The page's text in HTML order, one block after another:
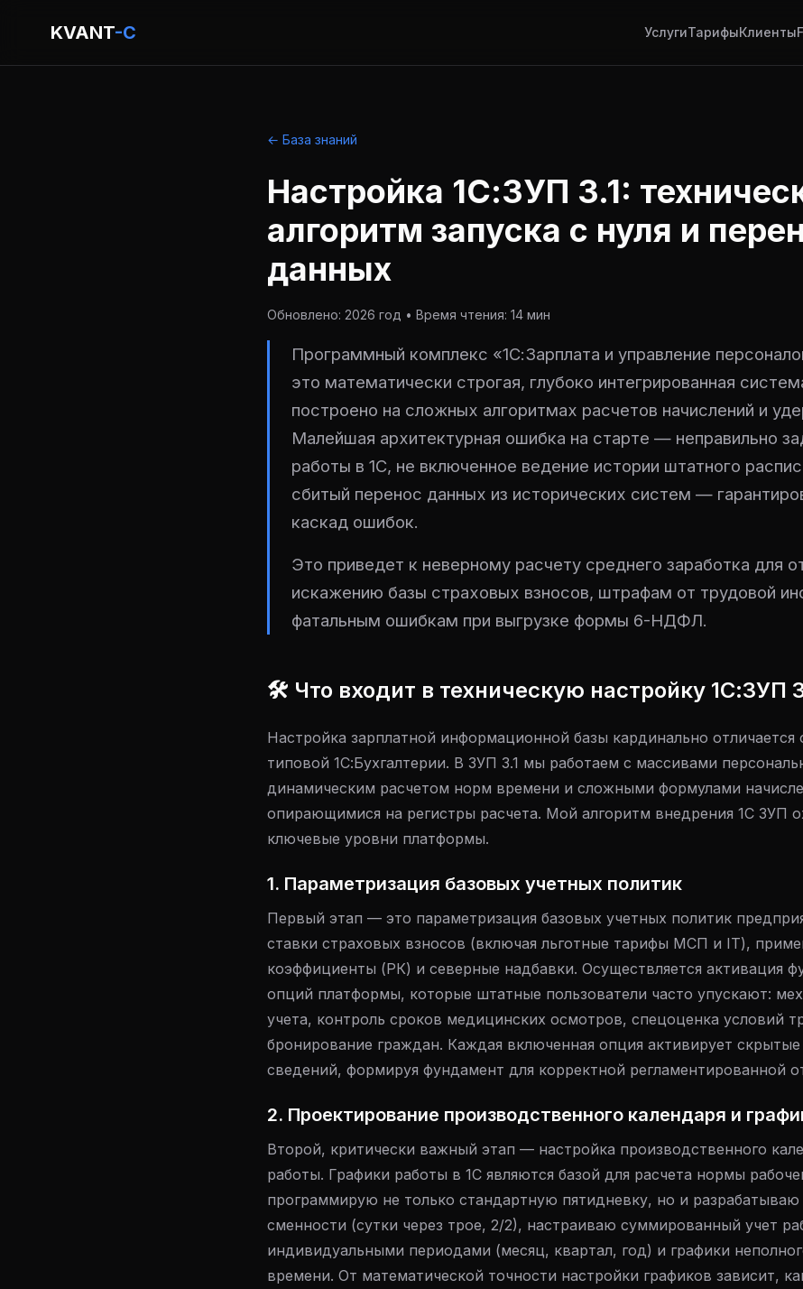
KVANT-C УслугиТарифыКлиенты
← База знаний
Настройка 1С:ЗУП 3.1:
алгоритм запуска с нуля и
данных
Обновлено: 2026 год • Время чтения: 14 мин
Программный комплекс «1С:Зарплата и управление
это математически строгая, глубоко интегрированная
построено на сложных алгоритмах расчетов начислений и
Малейшая архитектурная ошибка на старте — неправильно
работы в 1С, не включенное ведение истории штатного
сбитый перенос данных из исторических систем —
каскад ошибок.
Это приведет к неверному расчету среднего заработка для
искажению базы страховых взносов, штрафам от трудовой
фатальным ошибкам при выгрузке формы 6-НДФЛ.
🛠 Что входит в техническую настройку 1С:ЗУП
Настройка зарплатной информационной базы кардинально отличается
типовой 1С:Бухгалтерии. В ЗУП 3.1 мы работаем с массивами
динамическим расчетом норм времени и сложными формулами
опирающимися на регистры расчета. Мой алгоритм внедрения 1С ЗУП
ключевые уровни платформы.
1. Параметризация базовых учетных политик
Первый этап — это параметризация базовых учетных политик
ставки страховых взносов (включая льготные тарифы МСП и IT),
коэффициенты (РК) и северные надбавки. Осуществляется активация
опций платформы, которые штатные пользователи часто упускают:
учета, контроль сроков медицинских осмотров, спецоценка условий
бронирование граждан. Каждая включенная опция активирует скрытые
сведений, формируя фундамент для корректной регламентированной
2. Проектирование производственного календаря и
Второй, критически важный этап — настройка производственного
работы. Графики работы в 1С являются базой для расчета нормы
программирую не только стандартную пятидневку, но и
сменности (сутки через трое, 2/2), настраиваю суммированный учет
индивидуальными периодами (месяц, квартал, год) и графики
времени. От математической точности настройки графиков зависит,